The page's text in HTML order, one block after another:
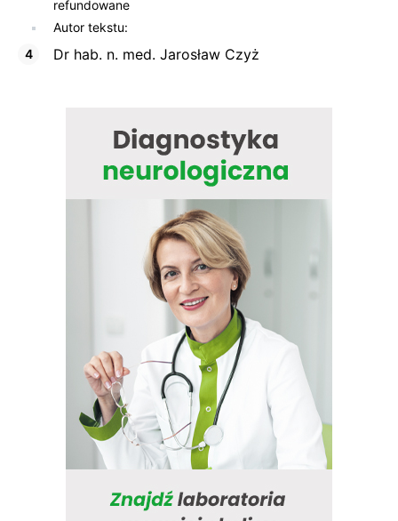
refundowane
Autor tekstu:
Dr hab. n. med. Jarosław Czyż